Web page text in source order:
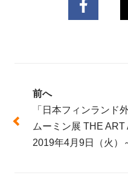
前へ
「日本フィンランド
ムーミン展 THE
2019年4月9日（火）